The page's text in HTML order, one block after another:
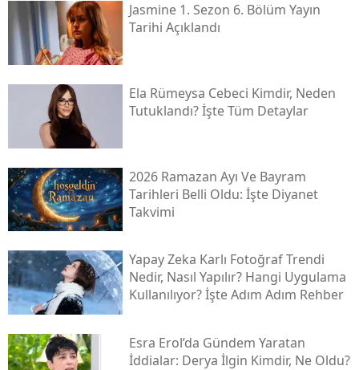
Jasmine 1. Sezon 6. Bölüm Yayın
Tarihi Açıklandı
Ela Rümeysa Cebeci Kimdir, Neden
Tutuklandı? İşte Tüm Detaylar
2026 Ramazan Ayı Ve Bayram
Tarihleri Belli Oldu: İşte Diyanet
Takvimi
Yapay Zeka Karlı Fotoğraf Trendi
Nedir, Nasıl Yapılır? Hangi Uygulama
Kullanılıyor? İşte Adım Adım Rehber
Esra Erol’da Gündem Yaratan
İddialar: Derya İlgin Kimdir, Ne Oldu?